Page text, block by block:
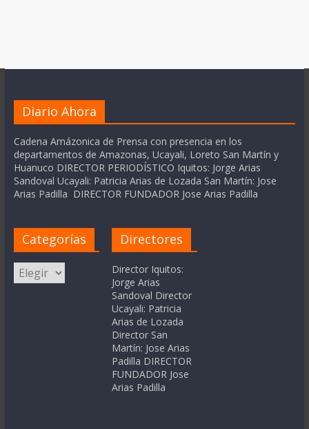
Diario Ahora
Cadena Amázonica de Prensa con presencia en los
departamentos de Amazonas, Ucayali, Loreto San Martín y
Huanuco DIRECTOR PERIODÍSTICO Iquitos: Jorge Arias
Sandoval Ucayali: Patricia Arias de Lozada San Martín: Jose
Arias Padilla DIRECTOR FUNDADOR Jose Arias Padilla
Categorías
Categorías
Directores
Director Iquitos:
Jorge Arias
Sandoval Director
Ucayali: Patricia
Arias de Lozada
Director San
Martín: Jose Arias
Padilla DIRECTOR
FUNDADOR Jose
Arias Padilla